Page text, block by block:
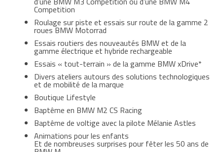
Competition
Roulage sur piste et essais sur route de la gamme 2
roues BMW Motorrad
Essais routiers des nouveautés BMW et de la
gamme électrique et hybride rechargeable
Essais « tout-terrain » de la gamme BMW xDrive*
Divers ateliers autours des solutions technologiques
et de mobilité de la marque
Boutique Lifestyle
Baptême en BMW M2 CS Racing
Baptême de voltige avec la pilote Mélanie Astles
Animations pour les enfants
Et de nombreuses surprises pour fêter les 50 ans de